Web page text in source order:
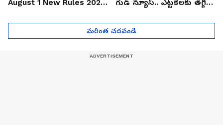
August 1 New Rules 2026
గుడ్ న్యూస్.. ఎట్టకేలకు తగ్గిన
మరింత చదవండి